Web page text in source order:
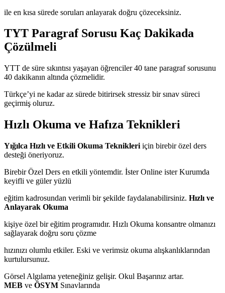
ile en kısa sürede soruları anlayarak doğru çözeceksiniz.
TYT Paragraf Sorusu Kaç Dakikada
Çözülmeli
YTT de süre sıkıntısı yaşayan öğrenciler 40 tane paragraf sorusunu
40 dakikanın altında çözmelidir.
Türkçe’yi ne kadar az sürede bitirirsek stressiz bir sınav süreci
geçirmiş oluruz.
Hızlı Okuma ve Hafıza Teknikleri
Yığılca Hızlı ve Etkili Okuma Teknikleri için birebir özel ders
desteği öneriyoruz.
Birebir Özel Ders en etkili yöntemdir. İster Online ister Kurumda
keyifli ve güler yüzlü
eğitim kadrosundan verimli bir şekilde faydalanabilirsiniz. Hızlı ve
Anlayarak Okuma
kişiye özel bir eğitim programıdır. Hızlı Okuma konsantre olmanızı
sağlayarak doğru soru çözme
hızınızı olumlu etkiler. Eski ve verimsiz okuma alışkanlıklarından
kurtulursunuz.
Görsel Algılama yeteneğiniz gelişir. Okul Başarınız artar.
MEB ve ÖSYM Sınavlarında